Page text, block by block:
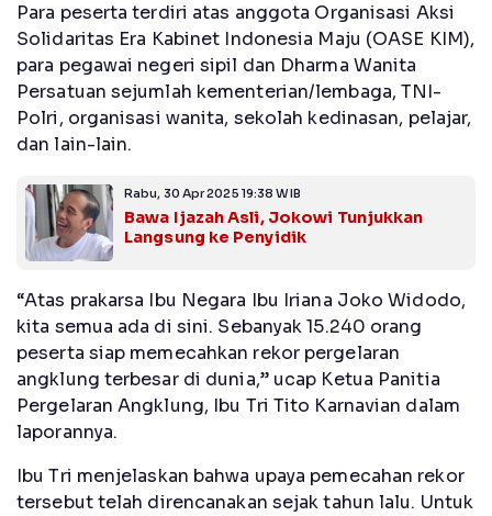
Para peserta terdiri atas anggota Organisasi Aksi
Solidaritas Era Kabinet Indonesia Maju (OASE KIM),
para pegawai negeri sipil dan Dharma Wanita
Persatuan sejumlah kementerian/lembaga, TNI-
Polri, organisasi wanita, sekolah kedinasan, pelajar,
dan lain-lain.
Rabu, 30 Apr 2025 19:38 WIB
Bawa Ijazah Asli, Jokowi Tunjukkan
Langsung ke Penyidik
“Atas prakarsa Ibu Negara Ibu Iriana Joko Widodo,
kita semua ada di sini. Sebanyak 15.240 orang
peserta siap memecahkan rekor pergelaran
angklung terbesar di dunia,” ucap Ketua Panitia
Pergelaran Angklung, Ibu Tri Tito Karnavian dalam
laporannya.
Ibu Tri menjelaskan bahwa upaya pemecahan rekor
tersebut telah direncanakan sejak tahun lalu. Untuk